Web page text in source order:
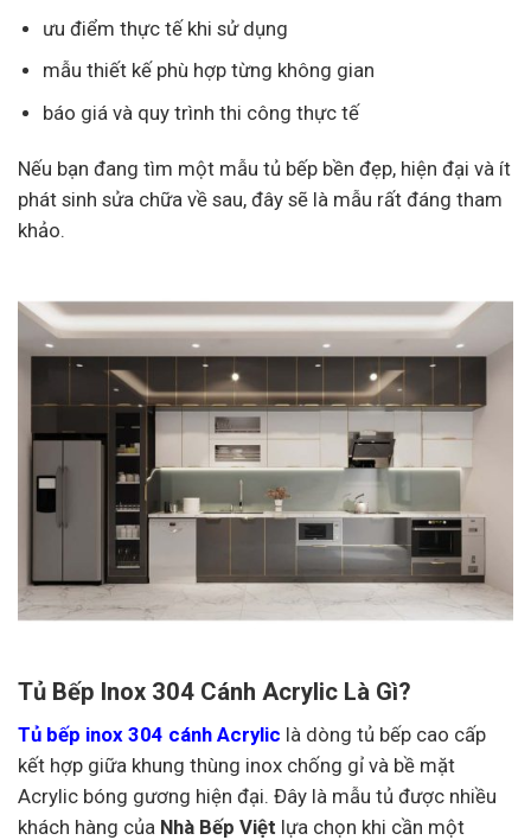
ưu điểm thực tế khi sử dụng
mẫu thiết kế phù hợp từng không gian
báo giá và quy trình thi công thực tế
Nếu bạn đang tìm một mẫu tủ bếp bền đẹp, hiện đại và ít
phát sinh sửa chữa về sau, đây sẽ là mẫu rất đáng tham
khảo.
Tủ Bếp Inox 304 Cánh Acrylic Là Gì?
Tủ bếp inox 304 cánh Acrylic là dòng tủ bếp cao cấp
kết hợp giữa khung thùng inox chống gỉ và bề mặt
Acrylic bóng gương hiện đại. Đây là mẫu tủ được nhiều
khách hàng của Nhà Bếp Việt lựa chọn khi cần một